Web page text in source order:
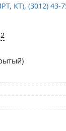
КТ), (3012) 43-